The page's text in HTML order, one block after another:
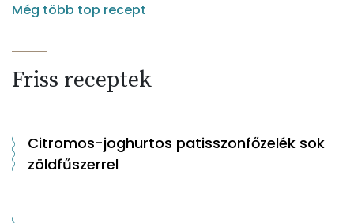
Még több top recept
Friss receptek
Citromos-joghurtos patisszonfőzelék sok
zöldfűszerrel